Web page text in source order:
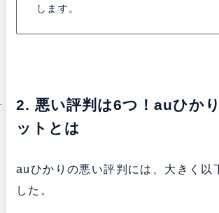
します。
2. 悪い評判は6つ！auひか
ットとは
auひかりの悪い評判には、大きく以
した。